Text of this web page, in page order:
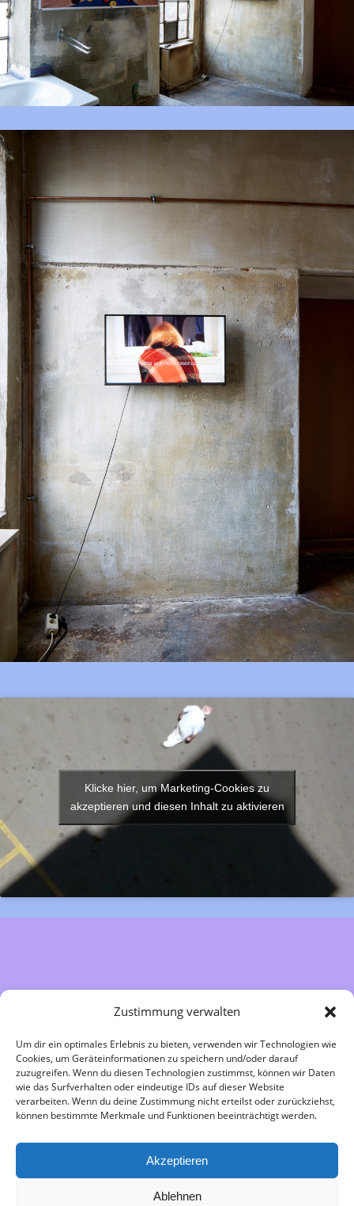
Zustimmung verwalten
Um dir ein optimales Erlebnis zu bieten, verwenden wir Technologien wie
Cookies, um Geräteinformationen zu speichern und/oder darauf
zuzugreifen. Wenn du diesen Technologien zustimmst, können wir Daten
wie das Surfverhalten oder eindeutige IDs auf dieser Website
verarbeiten. Wenn du deine Zustimmung nicht erteilst oder zurückziehst,
können bestimmte Merkmale und Funktionen beeinträchtigt werden.
Akzeptieren
Ablehnen
Klicke hier, um Marketing-Cookies zu
akzeptieren und diesen Inhalt zu aktivieren
mail@charlottestamm.com
Instagram